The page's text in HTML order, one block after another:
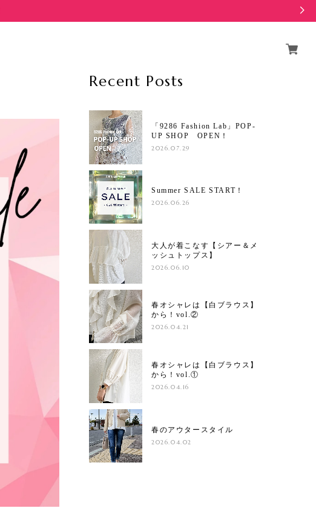
Recent Posts
「9286 Fashion Lab」POP-
UP SHOP OPEN！
2026.07.29
Summer SALE START！
2026.06.26
大人が着こなす【シアー＆メ
ッシュトップス】
2026.06.10
春オシャレは【白ブラウス】
から！vol.②
2026.04.21
春オシャレは【白ブラウス】
から！vol.①
2026.04.16
春のアウタースタイル
2026.04.02